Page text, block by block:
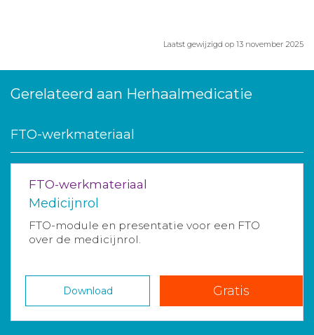
Laatst gewijzigd op 13 november 2025
Gerelateerd aan Herhaalmedicatie
FTO-werkmateriaal
FTO-werkmateriaal
Medicijnrol
FTO-module en presentatie voor een FTO
over de medicijnrol.
Download Gratis